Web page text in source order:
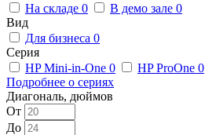
На складе 0 В демо зале 0
Вид
Для бизнеса 0
Серия
HP Mini-in-One 0 HP ProOne 0
Подробнее о сериях
Диагональ, дюймов
От
До